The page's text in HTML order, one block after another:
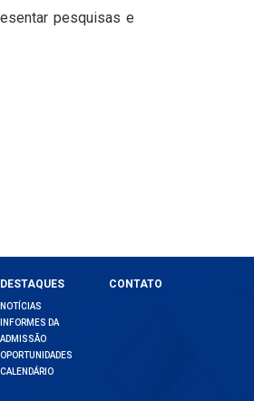
pesquisas e
DESTAQUES
NOTÍCIAS
INFORMES DA
ADMISSÃO
OPORTUNIDADES
CALENDÁRIO
CONTATO